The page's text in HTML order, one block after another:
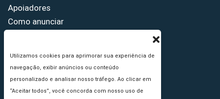
Utilizamos cookies para aprimorar sua experiência de
navegação, exibir anúncios ou conteúdo
personalizado e analisar nosso tráfego. Ao clicar em
“Aceitar todos”, você concorda com nosso uso de
Apoiadores
Como anunciar
Princípios Editoriais